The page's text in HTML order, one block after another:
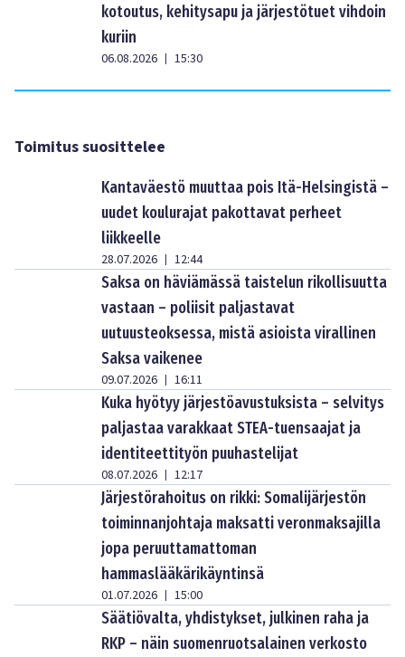
kotoutus, kehitysapu ja järjestötuet vihdoin
kuriin
06.08.2026 | 15:30
Toimitus suosittelee
Kantaväestö muuttaa pois Itä-Helsingistä –
uudet koulurajat pakottavat perheet
liikkeelle
28.07.2026 | 12:44
Saksa on häviämässä taistelun rikollisuutta
vastaan – poliisit paljastavat
uutuusteoksessa, mistä asioista virallinen
Saksa vaikenee
09.07.2026 | 16:11
Kuka hyötyy järjestöavustuksista – selvitys
paljastaa varakkaat STEA-tuensaajat ja
identiteettityön puuhastelijat
08.07.2026 | 12:17
Järjestörahoitus on rikki: Somalijärjestön
toiminnanjohtaja maksatti veronmaksajilla
jopa peruuttamattoman
hammaslääkärikäyntinsä
01.07.2026 | 15:00
Säätiövalta, yhdistykset, julkinen raha ja
RKP – näin suomenruotsalainen verkosto